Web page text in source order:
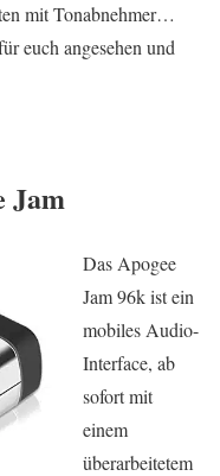
mit Tonabnehmer…
euch angesehen und
Jam
Das Apogee
Jam 96k ist ein
mobiles Audio-
Interface, ab
sofort mit
einem
überarbeitetem